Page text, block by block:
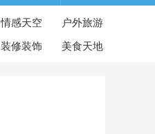
情感天空
户外旅游
装修装饰 美食天地